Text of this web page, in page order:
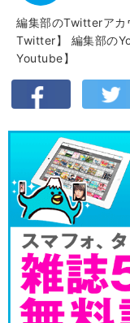
編集部のTwitterアカ
Twitter】
編集部の
Youtube】